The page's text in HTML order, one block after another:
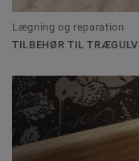
Lægning og reparation
TILBEHØR TIL